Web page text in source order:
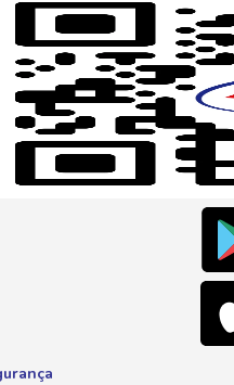
WhatsApp
Telefone
0800 016
E-mail